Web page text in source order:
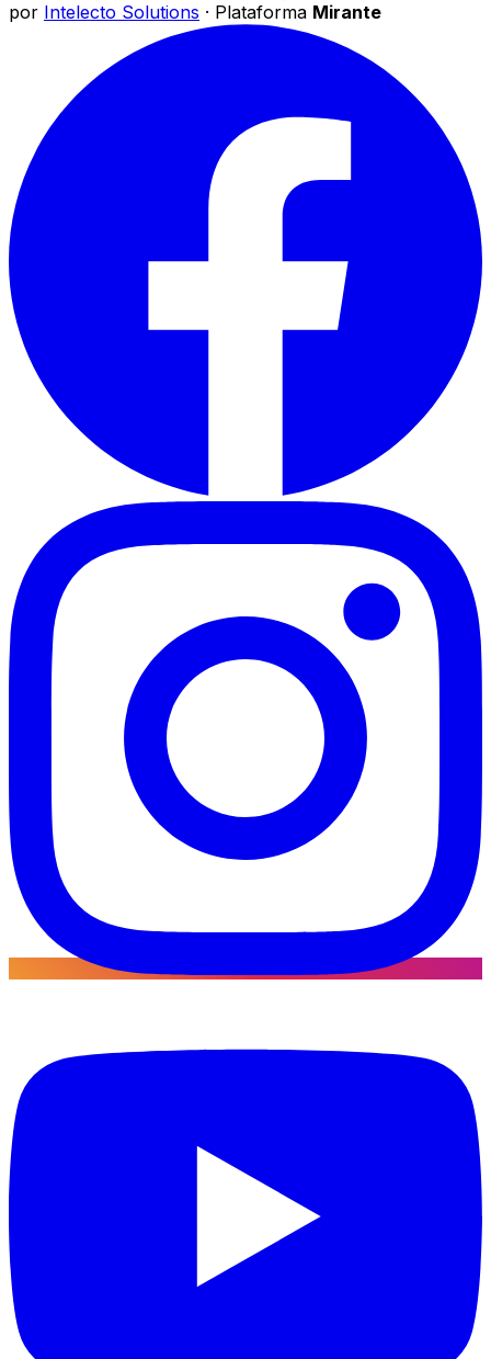
por Intelecto Solutions · Plataforma Mirante